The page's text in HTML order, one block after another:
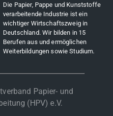
Die Papier, Pappe und Kunststoffe
verarbeitende Industrie ist ein
wichtiger Wirtschaftszweig in
Deutschland. Wir bilden in 15
Berufen aus und ermöglichen
Weiterbildungen sowie Studium.
Papier- und
(HPV) e.V.